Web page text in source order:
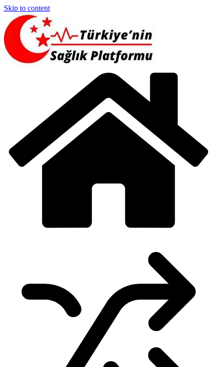
Skip to content